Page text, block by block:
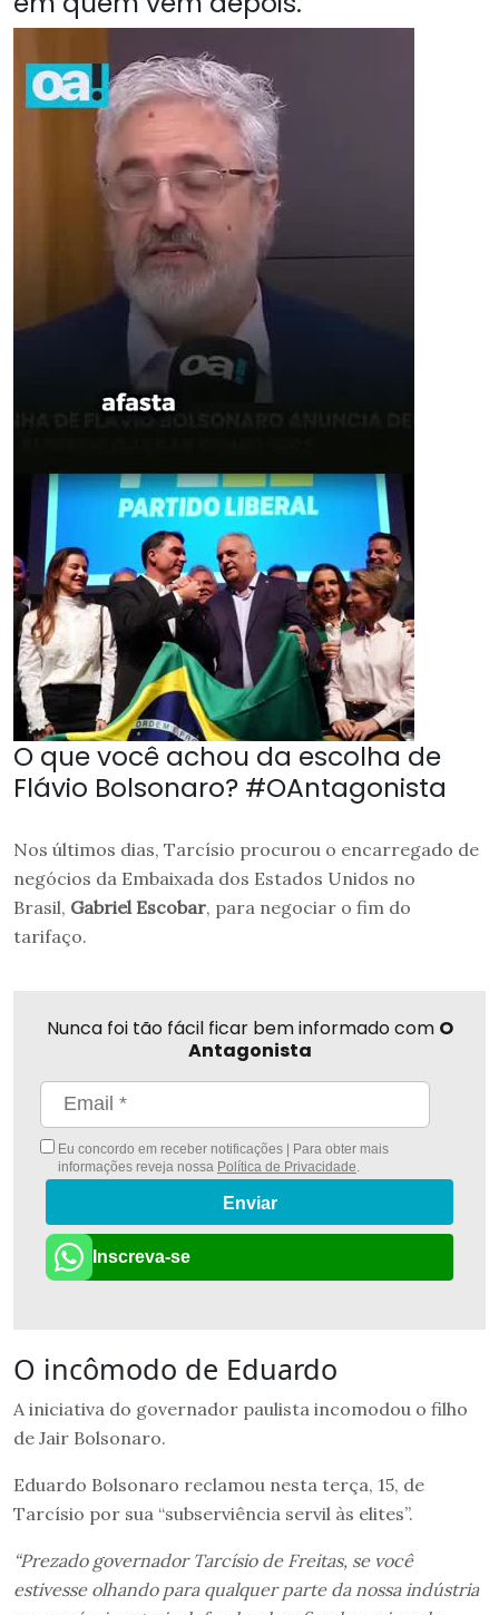
O que você achou da escolha de
Flávio Bolsonaro? #OAntagonista
Nos últimos dias, Tarcísio procurou o encarregado de
negócios da Embaixada dos Estados Unidos no
Brasil, Gabriel Escobar, para negociar o fim do
tarifaço.
Nunca foi tão fácil ficar bem informado com O
Antagonista
Eu concordo em receber notificações | Para obter mais
informações reveja nossa Política de Privacidade
Enviar
Inscreva-se
O incômodo de Eduardo
A iniciativa do governador paulista incomodou o filho
de Jair Bolsonaro.
Eduardo Bolsonaro reclamou nesta terça, 15, de
Tarcísio por sua “subserviência servil às elites”.
“Prezado governador Tarcísio de Freitas, se você
estivesse olhando para qualquer parte da nossa indústria